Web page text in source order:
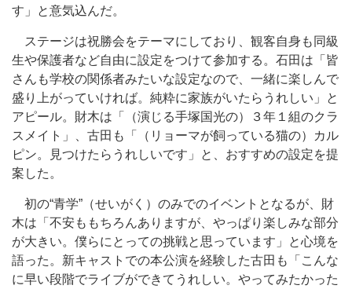
す」と意気込んだ。
ステージは祝勝会をテーマにしており、観客自身も同級
生や保護者など自由に設定をつけて参加する。石田は「皆
さんも学校の関係者みたいな設定なので、一緒に楽しんで
盛り上がっていければ。純粋に家族がいたらうれしい」と
アピール。財木は「（演じる手塚国光の）３年１組のクラ
スメイト」、古田も「（リョーマが飼っている猫の）カル
ピン。見つけたらうれしいです」と、おすすめの設定を提
案した。
初の“青学”（せいがく）のみでのイベントとなるが、財
木は「不安ももちろんありますが、やっぱり楽しみな部分
が大きい。僕らにとっての挑戦と思っています」と心境を
語った。新キャストでの本公演を経験した古田も「こんな
に早い段階でライブができてうれしい。やってみたかった